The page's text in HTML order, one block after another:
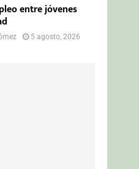
entre jóvenes
5 agosto, 2026